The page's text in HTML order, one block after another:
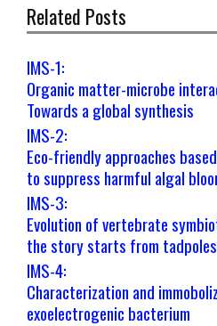
Related Posts
IMS-1:
Organic matter-microbe
Towards a global synthesis
IMS-2:
Eco-friendly approaches
to suppress harmful algal
IMS-3:
Evolution of vertebrate
the story starts from tadpoles
IMS-4:
Characterization and
exoelectrogenic bacterium